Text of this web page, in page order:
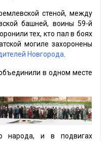
стеной, между
башней, воины 59-й
тех, кто пал в боях
могиле захоронены
Новгорода.
в одном месте
народа, и в подвигах